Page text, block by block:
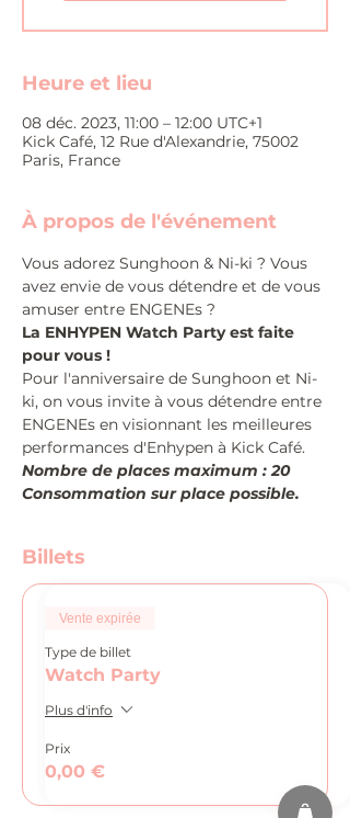
Heure et lieu
08 déc. 2023, 11:00 – 12:00 UTC+1
Kick Café, 12 Rue d'Alexandrie, 75002
Paris, France
À propos de l'événement
Vous adorez Sunghoon & Ni-ki ? Vous
avez envie de vous détendre et de vous
amuser entre ENGENEs ?
La ENHYPEN Watch Party est faite
pour vous !
Pour l'anniversaire de Sunghoon et Ni-
ki, on vous invite à vous détendre entre
ENGENEs en visionnant les meilleures
performances d'Enhypen à Kick Café.
Nombre de places maximum : 20
Consommation sur place possible.
Billets
Vente expirée
Type de billet
Watch Party
Plus d'info
Prix
0,00 €